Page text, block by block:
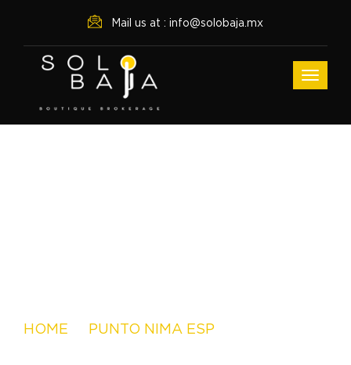
Mail us at : info@solobaja.mx
HOME PUNTO NIMA ESP